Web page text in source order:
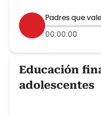
Padres que
00:00:00
Educación
adolescentes